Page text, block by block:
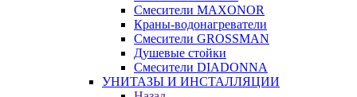
Смесители MAXONOR
Краны-водонагреватели
Смесители GROSSMAN
Душевые стойки
Смесители DIADONNA
УНИТАЗЫ И ИНСТАЛЛЯЦИИ